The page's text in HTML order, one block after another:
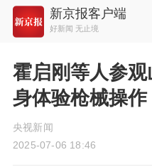
新京报客户端
好新闻 无止境
霍启刚等人参
身体验枪械操作
央视新闻
2025-07-06 18:46